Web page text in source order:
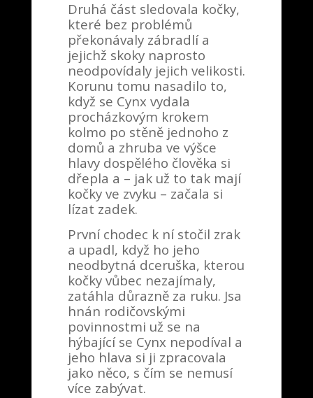
Druhá část sledovala kočky,
které bez problémů
překonávaly zábradlí a
jejichž skoky naprosto
neodpovídaly jejich velikosti.
Korunu tomu nasadilo to,
když se Cynx vydala
procházkovým krokem
kolmo po stěně jednoho z
domů a zhruba ve výšce
hlavy dospělého člověka si
dřepla a – jak už to tak mají
kočky ve zvyku – začala si
lízat zadek.
První chodec k ní stočil zrak
a upadl, když ho jeho
neodbytná dceruška, kterou
kočky vůbec nezajímaly,
zatáhla důrazně za ruku. Jsa
hnán rodičovskými
povinnostmi už se na
hýbající se Cynx nepodíval a
jeho hlava si ji zpracovala
jako něco, s čím se nemusí
více zabývat.